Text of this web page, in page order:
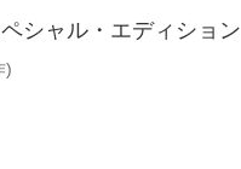
シャル・エディション
)